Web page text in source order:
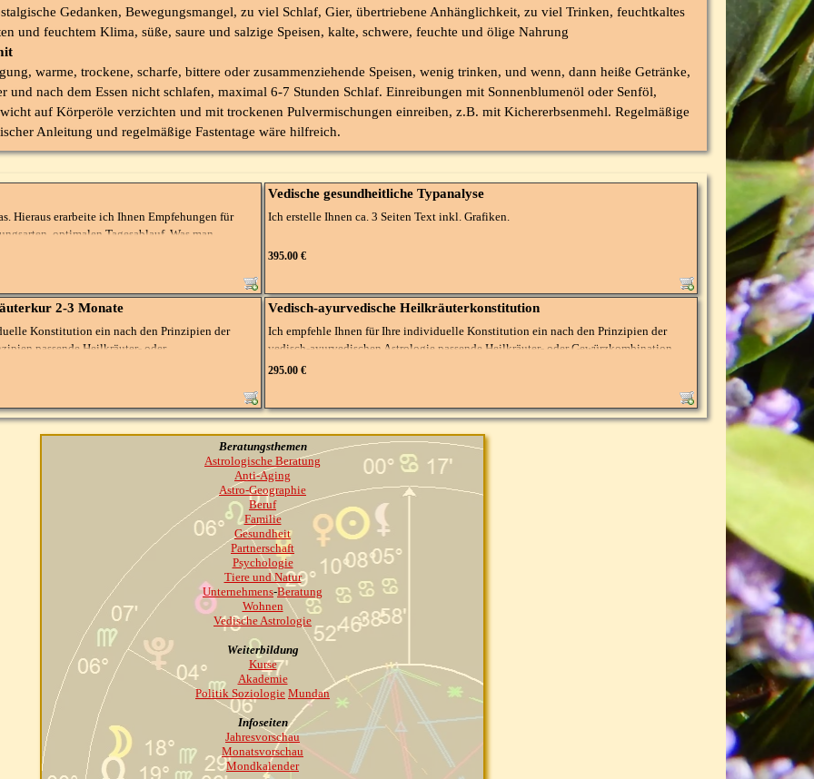
Gedanken, Bewegungsmangel, zu viel Schlaf, Gier, übertriebene Anhänglichkeit, zu viel Trinken, feuchtkaltes
und feuchtem Klima, süße, saure und salzige Speisen, kalte, schwere, feuchte und ölige Nahrung
warme, trockene, scharfe, bittere oder zusammenziehende Speisen, wenig trinken, und wenn, dann heiße Getränke,
und nach dem Essen nicht schlafen, maximal 6-7 Stunden Schlaf. Einreibungen mit Sonnenblumenöl oder Senföl,
auf Körperöle verzichten und mit trockenen Pulvermischungen einreiben, z.B. mit Kichererbsenmehl. Regelmäßige
Anleitung und regelmäßige Fastentage wäre hilfreich.
Hieraus erarbeite ich Ihnen Empfehungen für
optimalen Tagesablauf. Was man
eigene Energie zu verbessern.
Vedische gesundheitliche Typanalyse
Ich erstelle Ihnen ca. 3 Seiten Text inkl. Grafiken.
Die Anaylse erfolgt nach den Prinzipien der vedischen Astrologie und erarbeitet die
Konstitutionsanalyse, sowie das Gesundheits-Dosha analysiert.
Hierfür benötige ich Ihre exakten Geburtsdaten mit minutengenauer Geburtszeit und
395.00 €
2-3 Monate
Konstitution ein nach den Prinzipien der
passende Heilkräuter- oder
also auch die minutengenaue
müssen separat im Internet oder der örtlichen
erhalten Sie im Shop. Diese sind nicht im
erfolgt auf eigene Verantwortung. Bei ernsthafen
Krankheiten konsultieren Sie bitte Ihren Arzt
Vedisch-ayurvedische Heilkräuterkonstitution
Ich empfehle Ihnen für Ihre individuelle Konstitution ein nach den Prinzipien der
vedisch-ayurvedischen Astrologie passende Heilkräuter- oder Gewürzkombination.
Zeitraum angewendet werden.
Hierfür benötige ich Ihre genauen Geburtsdaten, also auch die minutengenaue
Geburtszeit und den Geburtsort.
Bitte beachten Sie, Gewürze, Kräuter und Tees müssen separat im Internet oder der
örtlichen Apotheke bestellt werden.
Räucherstoffe erhalten Sie bei mir im Shop. Diese sind nicht im Beratungspreis
enthalten.
Bitte beachten Sie, die Anwendung erfolgt auf eigene Verantwortung. Bei ernsthafen
Nebenwirkungen, Beschwerden oder Krankheiten konsultieren Sie bitte Ihren Arzt
oder Therapeuten.
295.00 €
Beratungsthemen
Astrologische Beratung
Anti-Aging
Astro-Geographie
Beruf
Familie
Gesundheit
Partnerschaft
Psychologie
Tiere und Natur
Unternehmens-Beratung
Wohnen
Vedische Astrologie
Weiterbildung
Kurse
Akademie
Politik Soziologie Mundan
Infoseiten
Jahresvorschau
Monatsvorschau
Mondkalender